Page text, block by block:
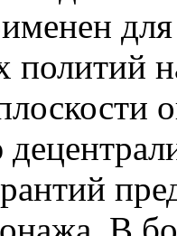
для
политий